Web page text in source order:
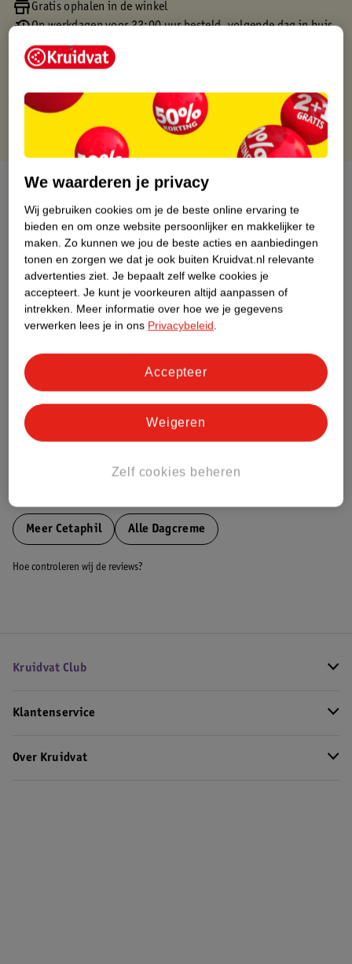
Gratis ophalen in de winkel
Op werkdagen voor 22:00 uur besteld, volgende dag in huis
Gratis thuisbezorgd vanaf 50.00
Gratis retourneren binnen 30 dagen
Over dit product
Productinformatie
Etiketinformatie
Nature Impact Score
Impact Score.
Meer informatie
Bestel & Bezorginformatie
Meer Cetaphil Alle Dagcreme
Hoe controleren wij de reviews?
Kruidvat Club
Klantenservice
Over Kruidvat
We waarderen je privacy
Wij gebruiken cookies om je de beste online ervaring te
bieden en om onze website persoonlijker en makkelijker te
maken. Zo kunnen we jou de beste acties en aanbiedingen
tonen en zorgen we dat je ook buiten Kruidvat.nl relevante
advertenties ziet. Je bepaalt zelf welke cookies je
accepteert. Je kunt je voorkeuren altijd aanpassen of
intrekken. Meer informatie over hoe we je gegevens
verwerken lees je in ons Privacybeleid.
Zelf cookies beheren
Weigeren
Accepteer